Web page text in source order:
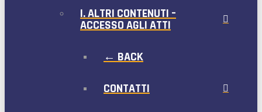
I. ALTRI CONTENUTI –
ACCESSO AGLI ATTI
← BACK
CONTATTI